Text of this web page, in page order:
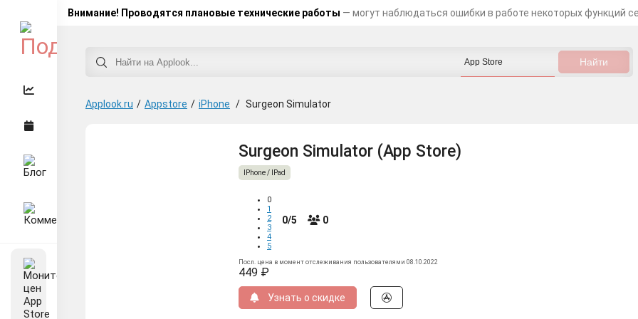
Внимание! Проводятся плановые технические работы — могут наблюдаться ошибки в работе некоторых функций
Applook.ru / Appstore / iPhone / Surgeon Simulator
Surgeon Simulator (App Store)
IPhone / IPad
0
1
2
3
4
5
0/5 0
Посл. цена в момент отслеживания пользователями 08.10.2022
449 ₽
Узнать о скидке